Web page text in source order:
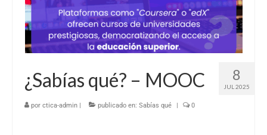
8
JUL 2025
¿Sabías qué? – MOOC
por ctica-admin publicado en: Sabías qué 0